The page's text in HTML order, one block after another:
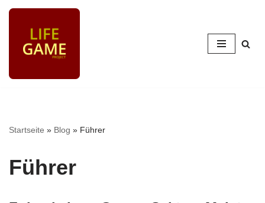
Inhalt
Startseite » Blog » Führer
Führer